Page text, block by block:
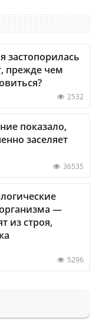
застопорилась
прежде чем
2532
показало,
заселяет
36535
—
из строя,
5296